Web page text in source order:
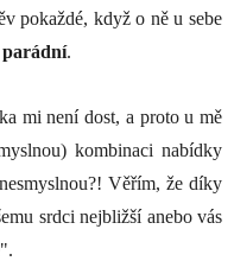
pokaždé, když o ně u sebe
parádní.
mi není dost, a proto u mě
kombinaci nabídky
Věřím, že díky
srdci nejbližší anebo vás